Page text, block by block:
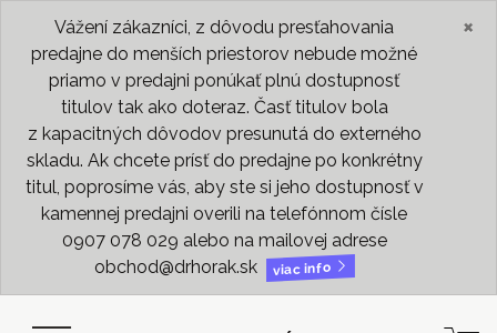
Vážení zákazníci, z dôvodu presťahovania
predajne do menších priestorov nebude možné
priamo v predajni ponúkať plnú dostupnosť
titulov tak ako doteraz. Časť titulov bola
z kapacitných dôvodov presunutá do externého
skladu. Ak chcete prísť do predajne po konkrétny
titul, poprosíme vás, aby ste si jeho dostupnosť v
kamennej predajni overili na telefónnom čísle
0907 078 029 alebo na mailovej adrese
obchod@drhorak.sk
viac info
×